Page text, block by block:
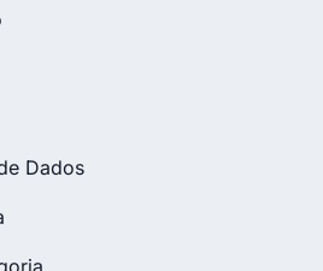
Dados